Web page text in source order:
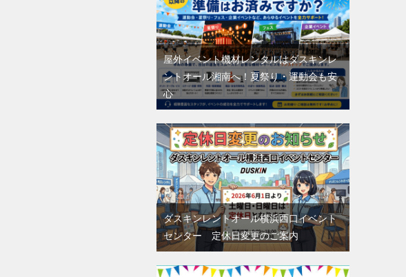
屋外イベント機材レンタルはダスキンレ
ントオール湘南へ！夏祭り・運動会も安
心
ダスキンレントオール横浜西口イベント
センター 定休日変更のご案内